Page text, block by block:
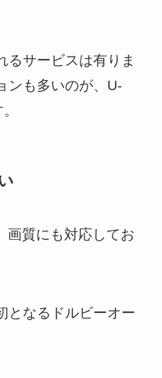
るサービスは有りま
ンも多いのが、U-
画質にも対応してお
となるドルビーオー